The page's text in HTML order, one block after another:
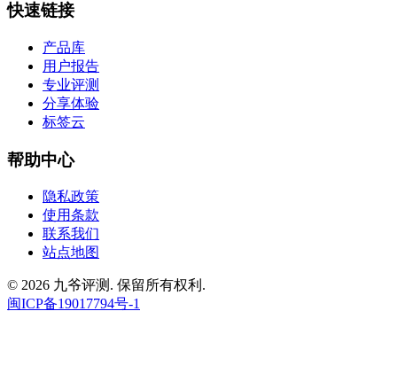
快速链接
产品库
用户报告
专业评测
分享体验
标签云
帮助中心
隐私政策
使用条款
联系我们
站点地图
© 2026 九爷评测. 保留所有权利.
闽ICP备19017794号-1